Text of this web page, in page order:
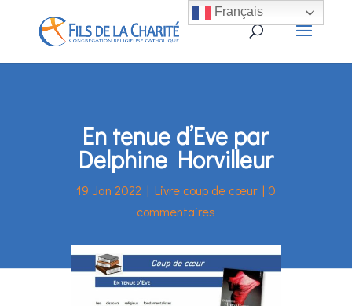
En tenue d’Eve par
Delphine Horvilleur
19 Jan 2022 | Livre coup de cœur| 0
commentaires
Français